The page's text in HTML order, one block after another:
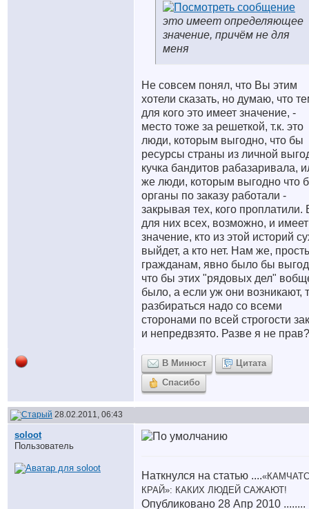
это имеет определяющее
значение, причём не для
меня
Не совсем понял, что Вы этим
хотели сказать, но думаю, что
для кого это имеет значение, -
место тоже за решеткой, т.к. это
люди, которым выгодно, что бы
ресурсы страны из личной
кучка бандитов рабазаривала,
же люди, которым выгодно что
органы по заказу работали -
закрывая тех, кого проплатили.
для них всех, возможно, и имеет
значение, кто из этой историй
выйдет, а кто нет. Нам же,
гражданам, явно было бы
что бы этих "рядовых дел"
было, а если уж они возникают,
разбираться надо со всеми
сторонами по всей строгости
и непредвзято. Разве я не прав?
В Минюст
Цитата
Спасибо
28.02.2011, 06:43
soloot
Пользователь
Наткнулся на статью ....
КРАЙ»: КАКИХ ЛЮДЕЙ САЖАЮТ!
Опубликовано 28 Апр 2010 ........